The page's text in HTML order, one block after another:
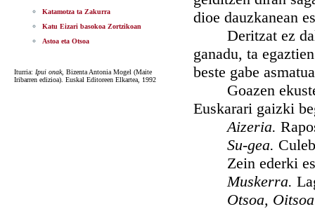
Katamotza ta Zakurra
Katu Eizari basokoa Zortzikoan
Astoa eta Otsoa
Iturria: Ipui onak, Bizenta Antonia Mogel (Maite
Iribarren edizioa). Euskal Editoreen Elkartea, 1992
dioe dauzkanean
Deritzat ez dala
ganadu, ta
beste gabe
Goazen
Euskarari gaizki
Aizeria.
Su-gea.
Zein ederki
Muskerra.
Otsoa,